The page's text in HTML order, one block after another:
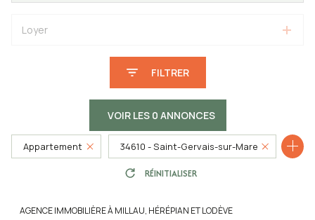
Loyer
FILTRER
VOIR LES 0 ANNONCES
Appartement 34610 - Saint-Gervais-sur-Mare
RÉINITIALISER
AGENCE IMMOBILIÈRE À MILLAU, HÉRÉPIAN ET LODÈVE